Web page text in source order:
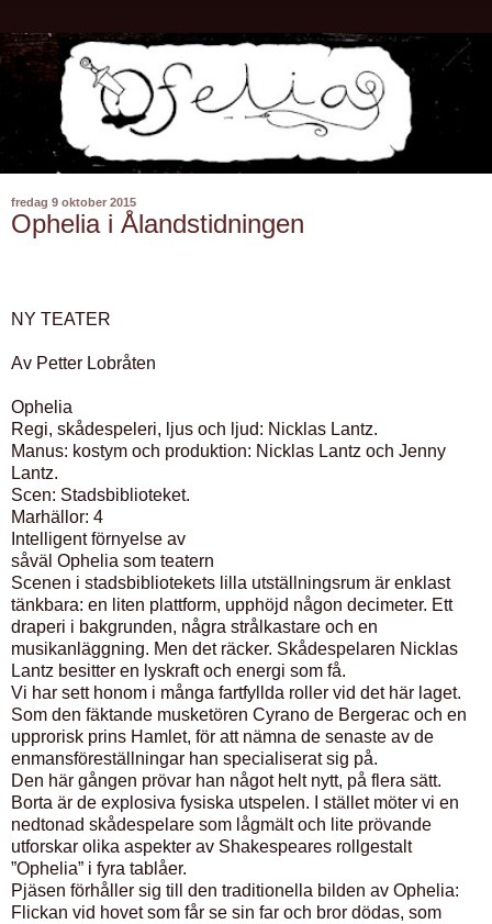
fredag 9 oktober 2015
Ophelia i Ålandstidningen
NY TEATER
Av Petter Lobråten
Ophelia
Regi, skådespeleri, ljus och ljud: Nicklas Lantz.
Manus: kostym och produktion: Nicklas Lantz och Jenny
Lantz.
Scen: Stadsbiblioteket.
Marhällor: 4
Intelligent förnyelse av
såväl Ophelia som teatern
Scenen i stadsbibliotekets lilla utställningsrum är enklast
tänkbara: en liten plattform, upphöjd någon decimeter. Ett
draperi i bakgrunden, några strålkastare och en
musikanläggning. Men det räcker. Skådespelaren Nicklas
Lantz besitter en lyskraft och energi som få.
Vi har sett honom i många fartfyllda roller vid det här laget.
Som den fäktande musketören Cyrano de Bergerac och en
upprorisk prins Hamlet, för att nämna de senaste av de
enmansföreställningar han specialiserat sig på.
Den här gången prövar han något helt nytt, på flera sätt.
Borta är de explosiva fysiska utspelen. I stället möter vi en
nedtonad skådespelare som lågmält och lite prövande
utforskar olika aspekter av Shakespeares rollgestalt
”Ophelia” i fyra tablåer.
Pjäsen förhåller sig till den traditionella bilden av Ophelia:
Flickan vid hovet som får se sin far och bror dödas, som